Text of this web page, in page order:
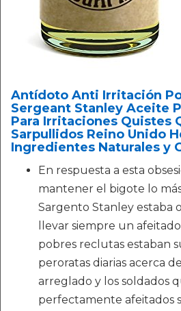
Antídoto Anti Irritación
Sergeant Stanley Aceite
Para Irritaciones Quistes
Sarpullidos Reino Unido
Ingredientes Naturales y
En respuesta a esta
mantener el bigote lo
Sargento Stanley estaba
llevar siempre un
pobres reclutas estaban
peroratas diarias acerca
arreglado y los soldados
perfectamente afeitados